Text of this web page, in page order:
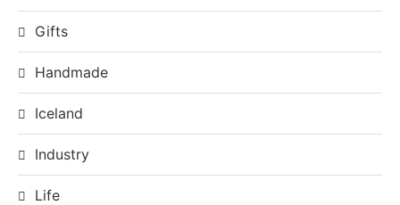
Gifts
Handmade
Iceland
Industry
Life